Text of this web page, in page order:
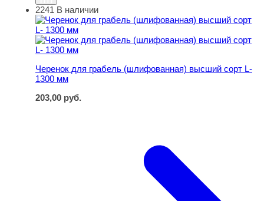
Черенок для грабель (шлифованная) высший сорт L-
2241 В наличии
Черенок для грабель (шлифованная) высший сорт L-
1300 мм
203,00 руб.